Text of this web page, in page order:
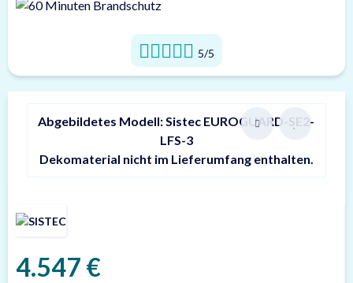
5/5
Abgebildetes Modell: Sistec EUROGUARD-SE2-
LFS-3
Dekomaterial nicht im Lieferumfang enthalten.
4.547 €